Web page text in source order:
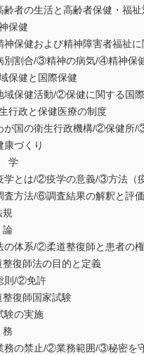
の生活と高齢者保健・福祉
保健
健および精神障害者福祉に
割合/③精神の病気/④精神保健
保健と国際保健
健活動/②保健に関する国際
行政と保健医療の制度
の衛生行政機構/②保健所/③
づくり
学
は/②疫学の意義/③方法（疫
法/⑥調査結果の解釈と評価
規
系/②柔道整復師と患者の権
復師法の目的と定義
/②免許
復師国家試験
の実施
禁止/②業務範囲/③秘密を守